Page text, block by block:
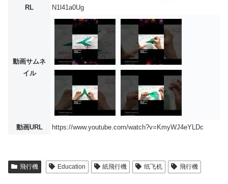
RL
N1l41a0Ug
動画サムネ
イル
動画URL https://www.youtube.com/watch?v=KmyWJ4eYLDc
飛行機 Education 紙飛行機 纸飞机 飛行機